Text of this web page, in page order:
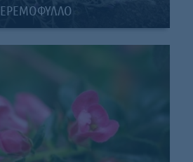
ΕΡΕΜΟΦΥΛΛΟ